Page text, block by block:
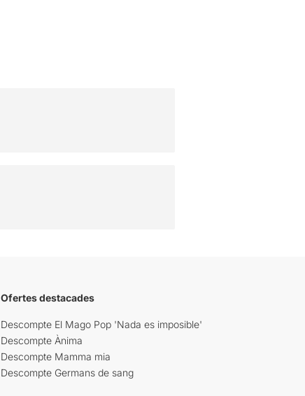
Ofertes destacades
Descompte El Mago Pop 'Nada es imposible'
Descompte Ànima
Descompte Mamma mia
Descompte Germans de sang